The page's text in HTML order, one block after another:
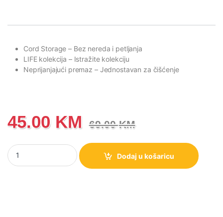
Cord Storage– Bez nereda i petljanja
LIFE kolekcija – Istražite kolekciju
Neprijanjajući premaz – Jednostavan za čišćenje
45.00 KM 69.00KM
Toster Gorenje SM701GCW količina
Dodaj u košaricu